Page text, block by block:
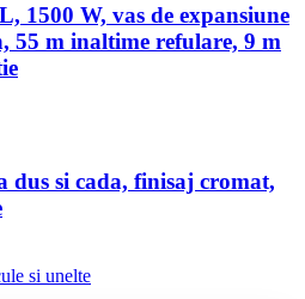
1500 W, vas de expansiune
55 m inaltime refulare, 9 m
dus si cada, finisaj cromat,
si unelte